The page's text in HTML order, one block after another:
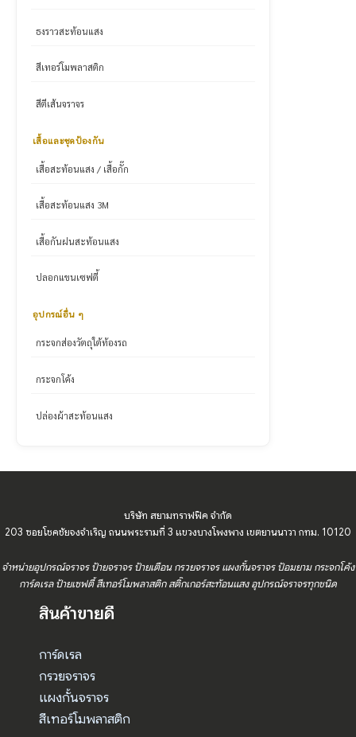
ธงราวสะท้อนแสง
สีเทอร์โมพลาสติก
สีตีเส้นจราจร
เสื้อและชุดป้องกัน
เสื้อสะท้อนแสง / เสื้อกั๊ก
เสื้อสะท้อนแสง 3M
เสื้อกันฝนสะท้อนแสง
ปลอกแขนเซฟตี้
อุปกรณ์อื่น ๆ
กระจกส่องวัตถุใต้ท้องรถ
กระจกโค้ง
ปล่องผ้าสะท้อนแสง
บริษัท สยามทราฟฟิค จำกัด
203 ซอยโชคชัยจงจำเริญ ถนนพระรามที่ 3 แขวงบางโพงพาง เขตยานนาวา กทม. 10120
จำหน่ายอุปกรณ์จราจร ป้ายจราจร ป้ายเตือน กรวยจราจร แผงกั้นจราจร ป้อมยาม กระจกโค้ง
การ์ดเรล ป้ายเซฟตี้ สีเทอร์โมพลาสติก สติ๊กเกอร์สะท้อนแสง อุปกรณ์จราจรทุกชนิด
สินค้าขายดี
การ์ดเรล
กรวยจราจร
แผงกั้นจราจร
สีเทอร์โมพลาสติก